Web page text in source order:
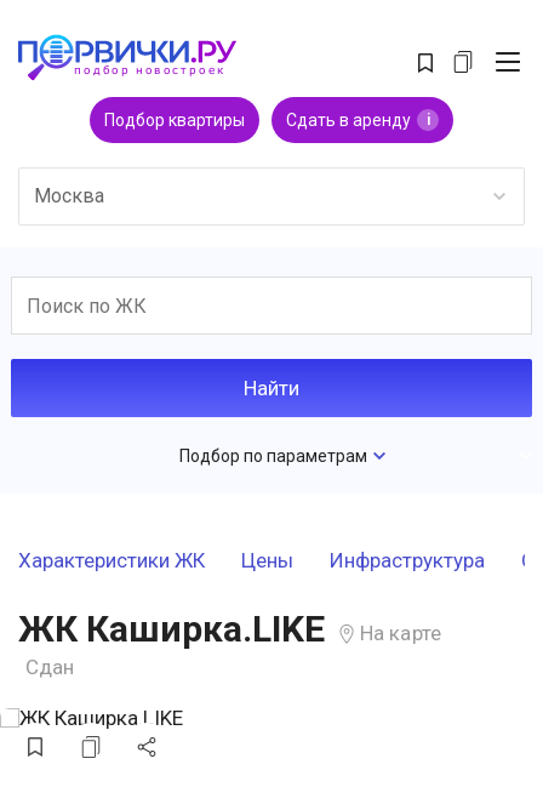
Подбор квартиры Сдать в аренду i
Москва
Подбор по параметрам
Характеристики ЖК Цены Инфраструктура
ЖК Каширка.LIKE
На карте
Сдан